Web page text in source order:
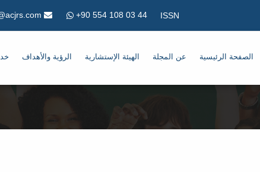
ISSN
+90 554 108 03 44
الصفحة الرئيسية عن المجلة الهيئة الإستشارية الرؤية والأهداف